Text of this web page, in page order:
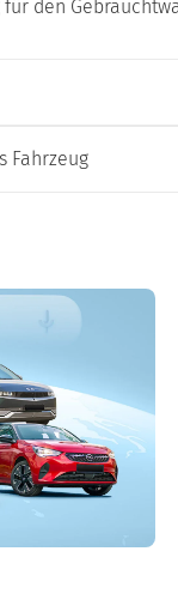
für den
Fahrzeug